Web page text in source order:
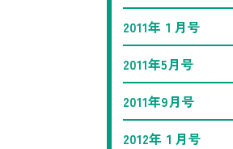
2011年１月号
2011年5月号
2011年9月号
2012年１月号